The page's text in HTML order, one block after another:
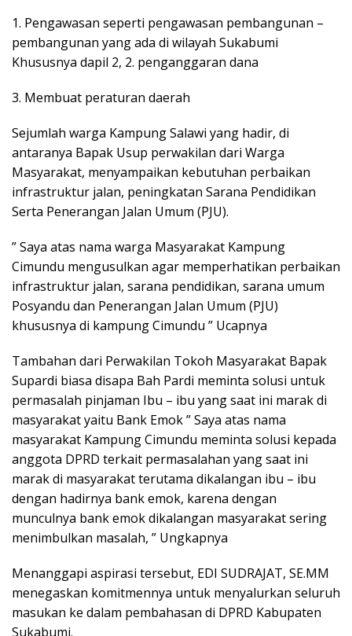
1. Pengawasan seperti pengawasan pembangunan –
pembangunan yang ada di wilayah Sukabumi
Khususnya dapil 2, 2. penganggaran dana
3. Membuat peraturan daerah
Sejumlah warga Kampung Salawi yang hadir, di
antaranya Bapak Usup perwakilan dari Warga
Masyarakat, menyampaikan kebutuhan perbaikan
infrastruktur jalan, peningkatan Sarana Pendidikan
Serta Penerangan Jalan Umum (PJU).
” Saya atas nama warga Masyarakat Kampung
Cimundu mengusulkan agar memperhatikan perbaikan
infrastruktur jalan, sarana pendidikan, sarana umum
Posyandu dan Penerangan Jalan Umum (PJU)
khususnya di kampung Cimundu ” Ucapnya
Tambahan dari Perwakilan Tokoh Masyarakat Bapak
Supardi biasa disapa Bah Pardi meminta solusi untuk
permasalah pinjaman Ibu – ibu yang saat ini marak di
masyarakat yaitu Bank Emok ” Saya atas nama
masyarakat Kampung Cimundu meminta solusi kepada
anggota DPRD terkait permasalahan yang saat ini
marak di masyarakat terutama dikalangan ibu – ibu
dengan hadirnya bank emok, karena dengan
munculnya bank emok dikalangan masyarakat sering
menimbulkan masalah, ” Ungkapnya
Menanggapi aspirasi tersebut, EDI SUDRAJAT, SE.MM
menegaskan komitmennya untuk menyalurkan seluruh
masukan ke dalam pembahasan di DPRD Kabupaten
Sukabumi.